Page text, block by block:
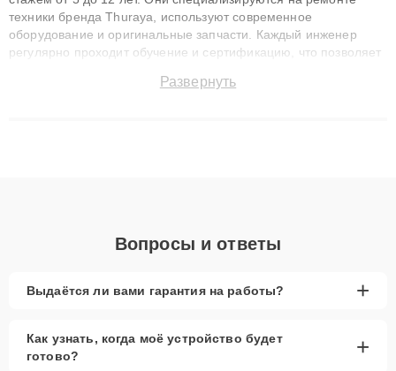
техники бренда Thuraya, используют современное
оборудование и оригинальные запчасти. Каждый инженер
регулярно проходит обучение и сертификацию, что позволяет
технику с сохранением гарантии до 3 лет. Наши мастера
Развернуть
Вопросы и ответы
Выдаётся ли вами гарантия на работы? +
Как узнать, когда моё устройство будет
готово?
+